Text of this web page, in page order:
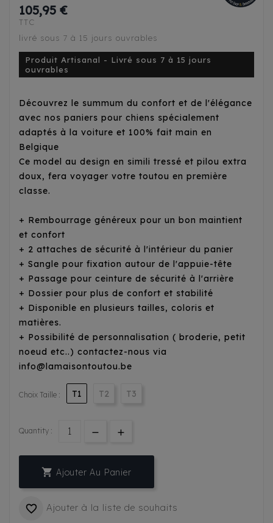
105,95 €
TTC
livré sous 7 à 15 jours ouvrables
Produit Artisanal - Livré sous 7 à 15 jours
ouvrables
Découvrez le summum du confort et de l'élégance
avec nos paniers pour chiens spécialement
adaptés à la voiture et 100% fait main en
Belgique
Ce model au design en simili tressé et pilou extra
doux, fera voyager votre toutou en première
classe.
+ Rembourrage généreux pour un bon maintient
et confort
+ 2 attaches de sécurité à l'intérieur du panier
+ Sangle pour fixation autour de l'appuie-tête
+ Passage pour ceinture de sécurité à l'arrière
+ Dossier pour plus de confort et stabilité
+ Disponible en plusieurs tailles, coloris et
matières.
+ Possibilité de personnalisation ( broderie, petit
noeud etc..) contactez-nous via
info@lamaisontoutou.be
Choix Taille : T1 T2 T3
Quantity :
 Ajouter Au Panier
 Ajouter à la liste de souhaits